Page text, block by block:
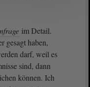
im Detail.
gesagt haben,
darf, weil es
sind, dann
können. Ich